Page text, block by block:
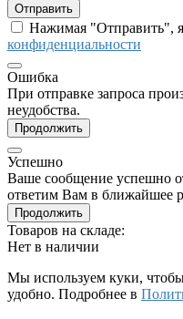
Отправить
Нажимая "Отправить",
конфиденциальности
Ошибка
При отправке запроса
неудобства.
Продолжить
Успешно
Ваше сообщение успешно
ответим Вам в ближайшее
Продолжить
Товаров на складе:
Нет в наличии
Мы используем куки,
удобно. Подробнее в